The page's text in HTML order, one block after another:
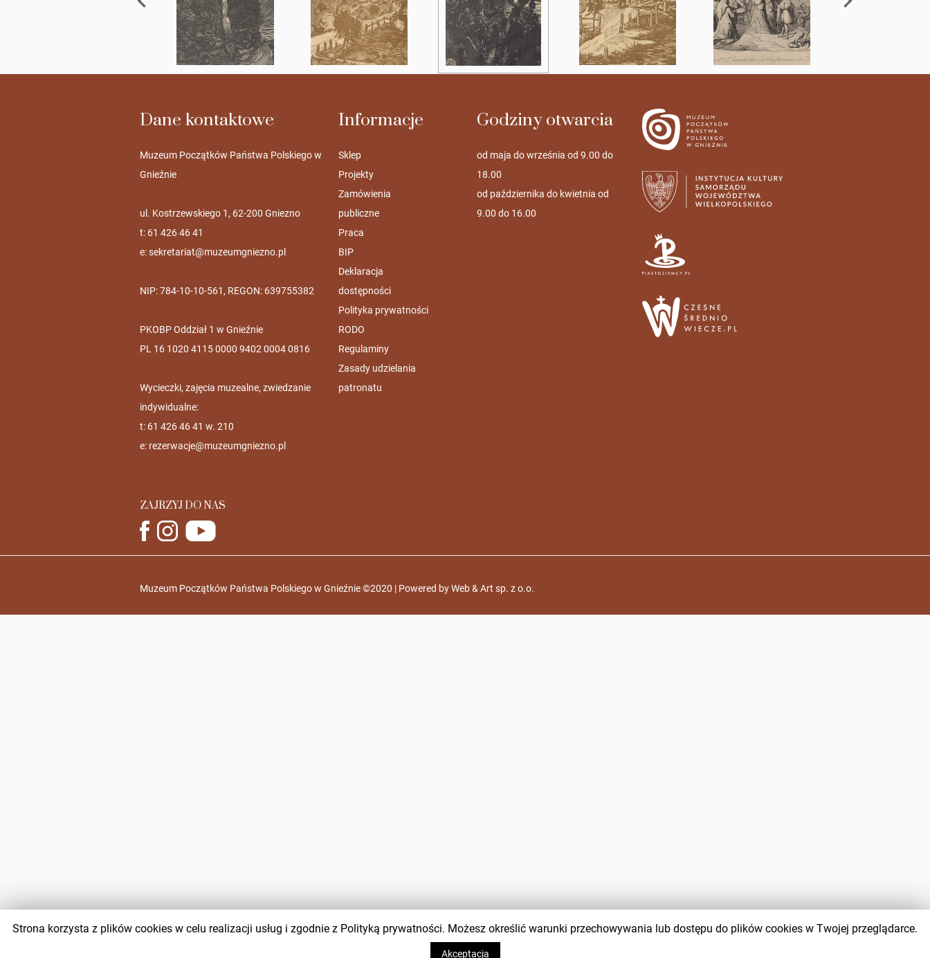
Dane kontaktowe
Muzeum Początków Państwa Polskiego w
Gnieźnie
ul. Kostrzewskiego 1, 62-200 Gniezno
t: 61 426 46 41
e:sekretariat@muzeumgniezno.pl
NIP: 784-10-10-561, REGON: 639755382
PKOBP Oddział 1 w Gnieźnie
PL 16 1020 4115 0000 9402 0004 0816
Wycieczki, zajęcia muzealne, zwiedzanie
indywidualne:
t: 61 426 46 41 w. 210
e: rezerwacje@muzeumgniezno.pl
ZAJRZYJ DO NAS
Informacje
Sklep
Projekty
Zamówienia
publiczne
Praca
BIP
Deklaracja
dostępności
Polityka prywatności
RODO
Regulaminy
Zasady udzielania
patronatu
Godziny otwarcia
od maja do września od 9.00 do
18.00
od października do kwietnia od
9.00 do 16.00
Muzeum Początków Państwa Polskiego w Gnieźnie ©2020 | Powered byWeb & Art sp. z o.o.
Strona korzysta z plików cookies w celu realizacji usług i zgodnie z Polityką prywatności. Możesz określić warunki przechowywania lub dostępu do plików cookies w Twojej przeglądarce.
Akceptacja